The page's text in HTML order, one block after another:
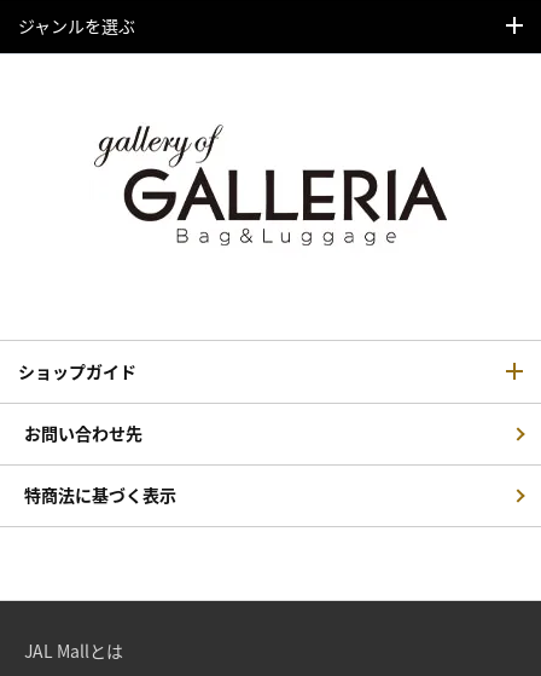
ジャンルを選ぶ
ショップガイド
お問い合わせ先
特商法に基づく表示
JAL Mallとは